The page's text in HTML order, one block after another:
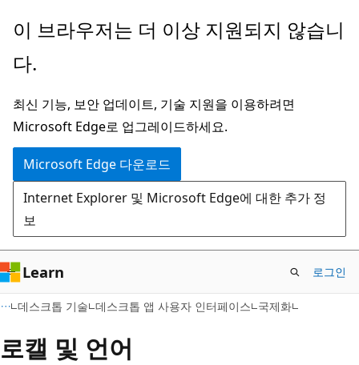
주
콘
츠
로
건
너
뛰
기
이 브라우저는 더 이상 지원되지 않습니
다.
최신 기능, 보안 업데이트, 기술 지원을 이용하려면
Microsoft Edge로 업그레이드하세요.
Microsoft Edge 다운로드
Internet Explorer 및 Microsoft Edge에 대한 추가 정
보
Learn 로그인
데스크톱 기술 데스크톱 앱 사용자 인터페이스 국제화
로캘 및 언어